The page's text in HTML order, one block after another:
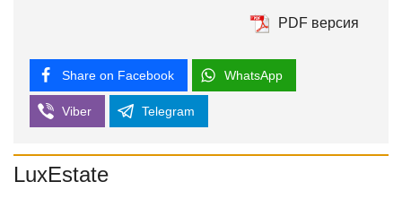
PDF версия
Share on Facebook WhatsApp
Viber Telegram
LuxEstate